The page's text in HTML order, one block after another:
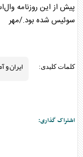
پیش از این روزنامه
سوئیس شده بود./مهر
کلمات کلیدی: ایران و
اشتراک گذاری: